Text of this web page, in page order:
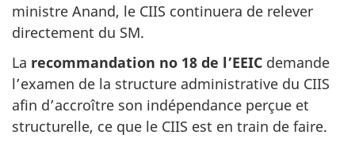
ministre Anand, le CIIS continuera de relever
directement du SM.
La recommandation no 18 de l’EEIC demande
l’examen de la structure administrative du CIIS
afin d’accroître son indépendance perçue et
structurelle, ce que le CIIS est en train de faire.